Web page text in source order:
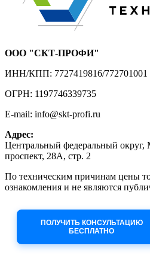
ООО "СКТ-ПРОФИ"
ИНН/КПП: 7727419816/772701001
ОГРН: 1197746339735
E-mail: info@skt-profi.ru
Адрес:
Центральный федеральный округ,
проспект, 28А, стр. 2
По техническим причинам цены
ознакомления и не являются
ПОЛУЧИТЬ КОНСУЛЬТАЦИЮ
БЕСПЛАТНО